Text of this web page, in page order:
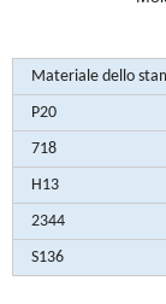
Materiale dello
P20
718
H13
2344
S136